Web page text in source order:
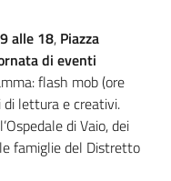
alle 18, Piazza
di eventi
flash mob (ore
lettura e creativi.
di Vaio, dei
famiglie del Distretto